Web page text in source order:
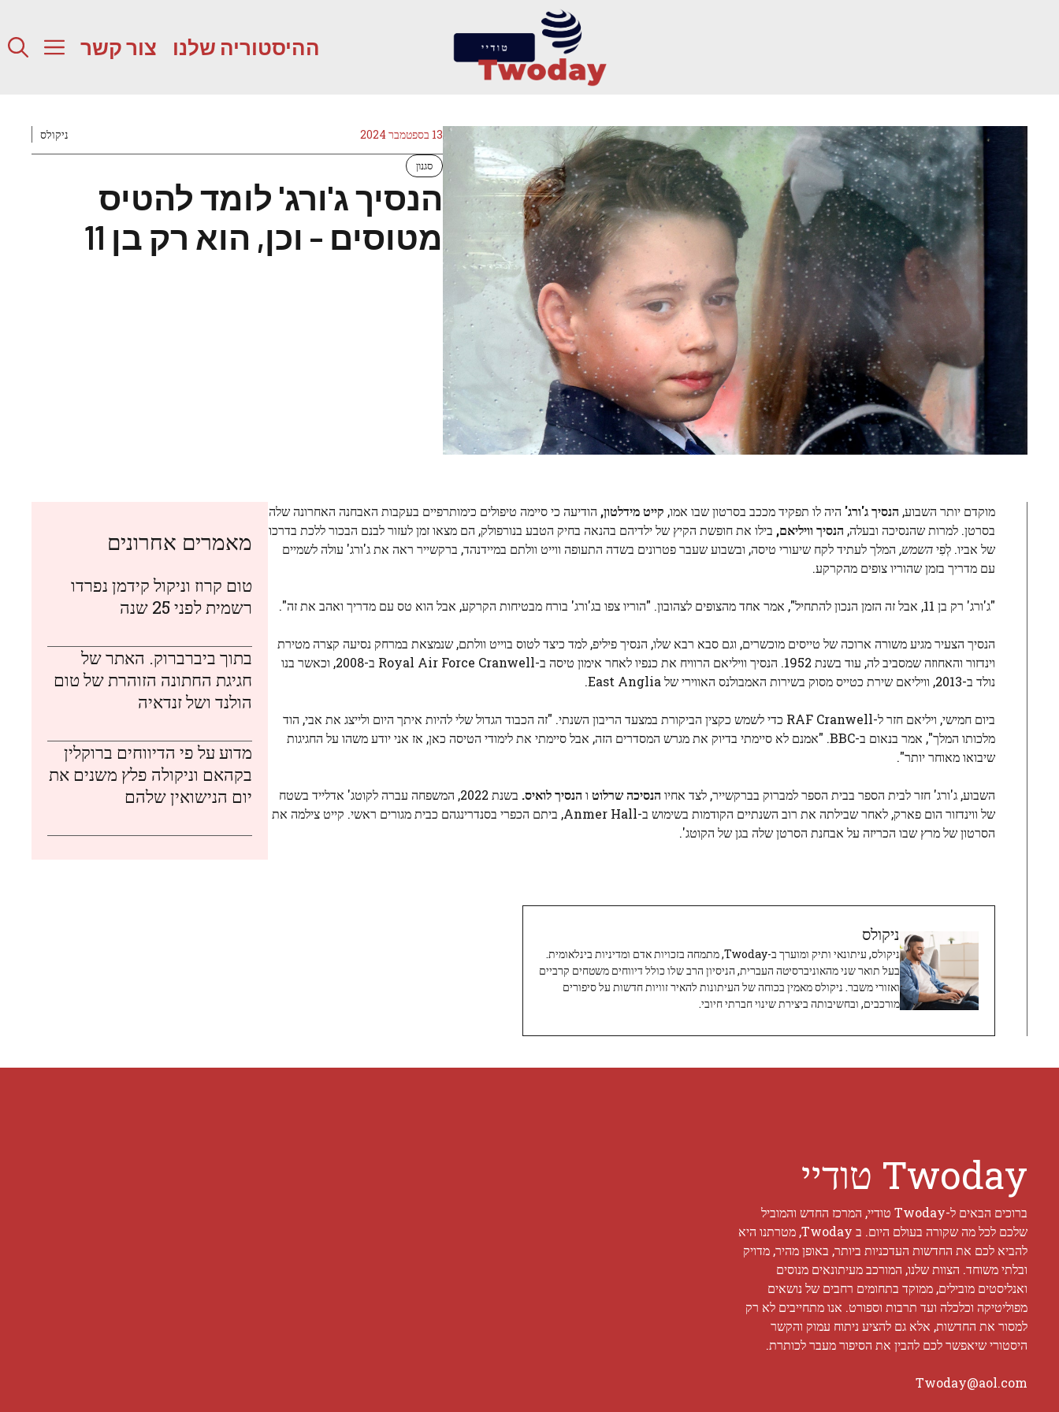
ההיסטוריה שלנו צור קשר
13 בספטמבר 2024 ניקולס
סגנון
הנסיך ג'ורג' לומד להטיס
מטוסים – וכן, הוא רק בן 11
מוקדם יותר השבוע, הנסיך ג'ורג' היה לו תפקיד מככב בסרטון שבו אמו, קייט מידלטון, הודיעה כי סיימה טיפולים כימותרפיים בעקבות האבחנה האחרונה שלה
בסרטן. למרות שהנסיכה ובעלה, הנסיך וויליאם, בילו את חופשת הקיץ של ילדיהם בהנאה בחיק הטבע בנורפולק, הם מצאו זמן לעזור לבנם הבכור ללכת בדרכו
של אביו. לְפִיהשמש, המלך לעתיד לקח שיעורי טיסה, ובשבוע שעבר פטרונים בשדה התעופה ווייט וולתם במיידנהד, ברקשייר ראה את ג'ורג' עולה לשמיים
עם מדריך בזמן שהוריו צופים מהקרקע.
"ג'ורג' רק בן 11, אבל זה הזמן הנכון להתחיל", אמר אחד מהצופים לצהובון. "הוריו צפו בג'ורג' בורח מבטיחות הקרקע, אבל הוא טס עם מדריך ואהב את זה".
הנסיך הצעיר מגיע משורה ארוכה של טייסים מוכשרים, וגם סבא רבא שלו, הנסיך פיליפ, למד כיצד לטוס בוייט וולתם, שנמצאת במרחק נסיעה קצרה מטירת
וינדזור והאחוזה שמסביב לה, עוד בשנת 1952. הנסיך וויליאם הרוויח את כנפיו לאחר אימון טיסה ב-Royal Air Force Cranwell ב-2008, וכאשר בנו
נולד ב-2013, וויליאם שירת כטייס מסוק בשירות האמבולנס האווירי של East Anglia.
ביום חמישי, ויליאם חזר ל-RAF Cranwell כדי לשמש כקצין הביקורת במצעד הריבון השנתי. "זה הכבוד הגדול שלי להיות איתך היום ולייצג את אבי, הוד
מלכותו המלך", אמר בנאום ב-BBC. "אמנם לא סיימתי בדיוק את מגרש המסדרים הזה, אבל סיימתי את לימודי הטיסה כאן, אז אני יודע משהו על החגיגות
שיבואו מאוחר יותר".
השבוע, ג'ורג' חזר לבית הספר בבית הספר למברוק בברקשייר, לצד אחיו הנסיכה שרלוט ו הנסיך לואיס.
בשנת 2022, המשפחה עברה לקוטג' אדלייד בשטח
של ווינדזור הום פארק, לאחר שבילתה את רוב השנתיים הקודמות בשימוש ב-Anmer Hall, ביתם הכפרי בסנדרינגהם כבית מגורים ראשי. קייט צילמה את
הסרטון של מרץ שבו הכריזה על אבחנת הסרטן שלה בגן של הקוטג'.
ניקולס
ניקולס, עיתונאי ותיק ומוערך ב-Twoday, מתמחה בזכויות אדם ומדיניות בינלאומית.
בעל תואר שני מהאוניברסיטה העברית, הניסיון הרב שלו כולל דיווחים משטחים קרביים
ואזורי משבר. ניקולס מאמין בכוחה של העיתונות להאיר זוויות חדשות על סיפורים
מורכבים, ובחשיבותה ביצירת שינוי חברתי חיובי.
מאמרים אחרונים
טום קרוז וניקול קידמן נפרדו
רשמית לפני 25 שנה
בתוך ביברברוק. האתר של
חגיגת החתונה הזוהרת של טום
הולנד ושל זנדאיה
מדוע על פי הדיווחים ברוקלין
בקהאם וניקולה פלץ משנים את
יום הנישואין שלהם
Twoday טודיי
ברוכים הבאים ל-Twoday טודיי, המרכז החדש והמוביל
שלכם לכל מה שקורה בעולם היום. ב Twoday, מטרתנו היא
להביא לכם את החדשות העדכניות ביותר, באופן מהיר, מדויק
ובלתי משוחד. הצוות שלנו, המורכב מעיתונאים מנוסים
ואנליסטים מובילים, ממוקד בתחומים רחבים של נושאים
מפוליטיקה וכלכלה ועד תרבות וספורט. אנו מתחייבים לא רק
למסור את החדשות, אלא גם להציע ניתוח עמוק והקשר
היסטורי שיאפשר לכם להבין את הסיפור מעבר לכותרת.
Twoday@aol.com